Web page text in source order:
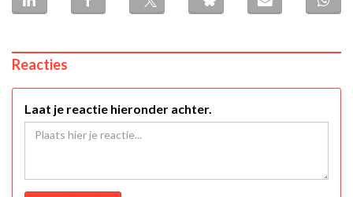
Reacties
Laat je reactie hieronder achter.